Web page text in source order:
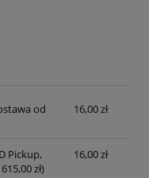
płatności
od
16,00 zł
Pickup,
zł)
16,00 zł